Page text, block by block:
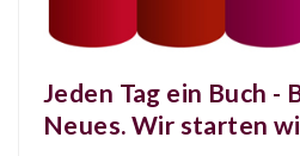
Jeden Tag ein Buch -
Neues. Wir starten